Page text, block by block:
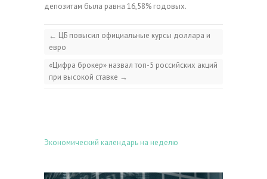
депозитам была равна 16,58% годовых.
← ЦБ повысил официальные курсы доллара и
евро
«Цифра брокер» назвал топ-5 российских акций
при высокой ставке →
Экономический календарь на неделю